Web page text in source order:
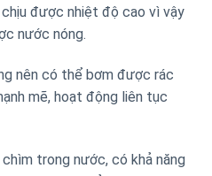
được nhiệt độ cao vì vậy
nước nóng.
nên có thể bơm được rác
mẽ, hoạt động liên tục
trong nước, có khả năng